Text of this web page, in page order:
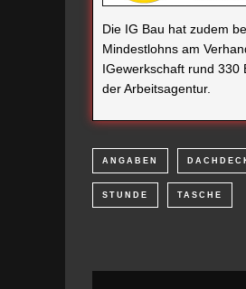
Die IG Bau hat zudem
Mindestlohns am
IGewerkschaft rund 330
der Arbeitsagentur.
ANGABEN
STUNDE TASCHE